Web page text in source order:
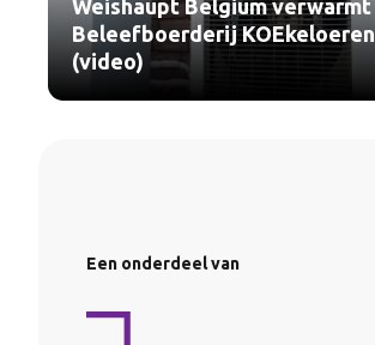
Weishaupt Belgium verwarmt
Beleefboerderij KOEkeloeren
(video)
Een onderdeel van